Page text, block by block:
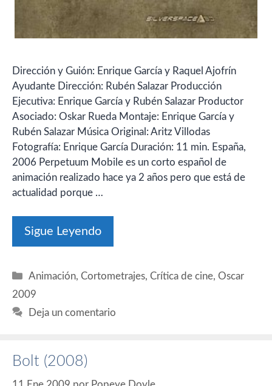
Dirección y Guión: Enrique García y Raquel Ajofrín
Ayudante Dirección: Rubén Salazar Producción
Ejecutiva: Enrique García y Rubén Salazar Productor
Asociado: Oskar Rueda Montaje: Enrique García y
Rubén Salazar Música Original: Aritz Villodas
Fotografía: Enrique García Duración: 11 min. España,
2006 Perpetuum Mobile es un corto español de
animación realizado hace ya 2 años pero que está de
actualidad porque …
Sigue Leyendo
Categorías
Animación,Cortometrajes,Crítica de cine,Oscar
2009
Deja un comentario
Bolt (2008)